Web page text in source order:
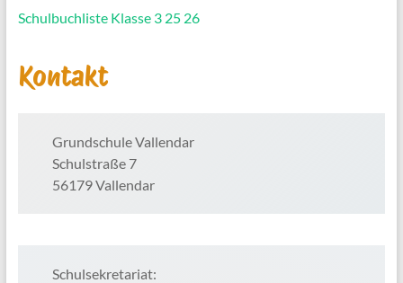
Schulbuchliste Klasse 3 25 26
Kontakt
Grundschule Vallendar
Schulstraße 7
56179 Vallendar
Schulsekretariat: